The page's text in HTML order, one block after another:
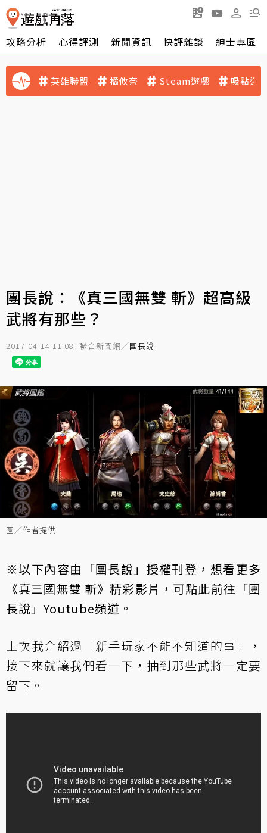
攻略分析 心得評測 新聞資訊 快評雜談 紳士專區
英雄聯盟 橘攸奈 Steam遊戲 吸點迷
團長說：《真三國無雙 斬》超高級
武將有那些？
2017-04-14 11:08 聯合新聞網／團長說
圖／作者提供
※以下內容由「團長說 」授權刊登，想看更多
《真三國無雙 斬》精彩影片，可點此前往「團
長說」Youtube頻道 。
上次我介紹過「新手玩家不能不知道的事 」，
接下來就讓我們看一下，抽到那些武將一定要
留下。